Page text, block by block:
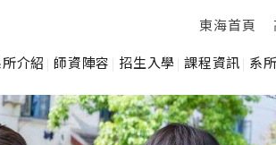
東海首頁
介紹 師資陣容 招生入學 課程資訊 系